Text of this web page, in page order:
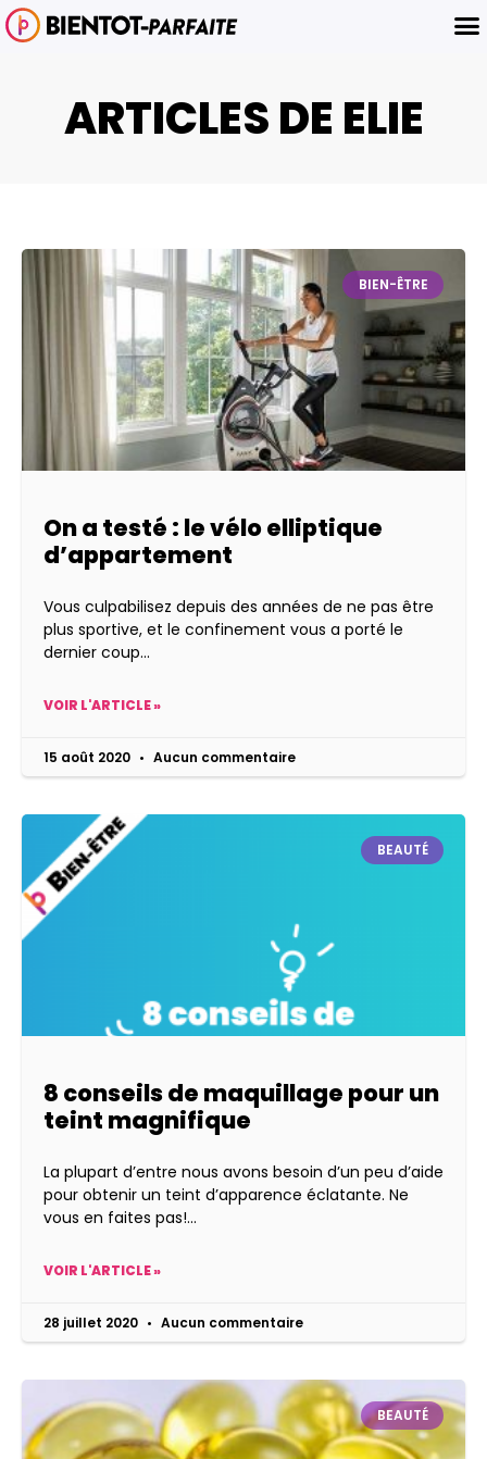
ARTICLES DE ELIE
BIEN-ÊTRE
On a testé : le vélo elliptique
d’appartement
Vous culpabilisez depuis des années de ne pas être
plus sportive, et le confinement vous a porté le
dernier coup
VOIR L'ARTICLE »
15 août 2020 Aucun commentaire
BEAUTÉ
8 conseils de maquillage pour un
teint magnifique
La plupart d’entre nous avons besoin d’un peu d’aide
pour obtenir un teint d’apparence éclatante. Ne
vous en faites pas!
VOIR L'ARTICLE »
28 juillet 2020 Aucun commentaire
BEAUTÉ